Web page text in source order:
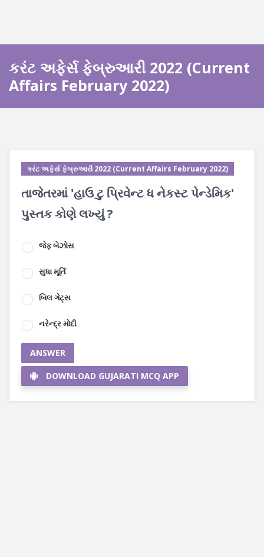
કરંટ અફેર્સ ફેબ્રુઆરી 2022 (Current
Affairs February 2022)
કરંટ અફેર્સ ફેબ્રુઆરી 2022 (Current Affairs February 2022)
તાજેતરમાં 'હાઉ ટુ પ્રિવેન્ટ ધ નેકસ્ટ પેન્ડેમિક'
પુસ્તક કોણે લખ્યું ?
જેફ બેઝોસ
સુધા મૂર્તિ
બિલ ગેટ્સ
નરેન્દ્ર મોદી
ANSWER
DOWNLOAD GUJARATI MCQ APP